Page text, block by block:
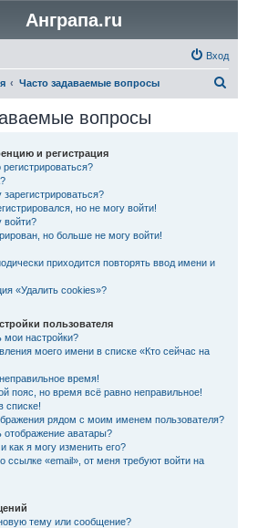
Анграпа.ru
Вход
Часто задаваемые вопросы
вопросы
и регистрация
но не могу войти!
войти?
но больше не могу войти!
приходится повторять ввод имени и
«Удалить cookies»?
пользователя
мои настройки?
моего имени в списке «Кто сейчас на
время!
пояс, но время всё равно неправильное!
списке!
рядом с моим именем пользователя?
отображение аватары?
как я могу изменить его?
ссылке «email», от меня требуют войти на
тему или сообщение?